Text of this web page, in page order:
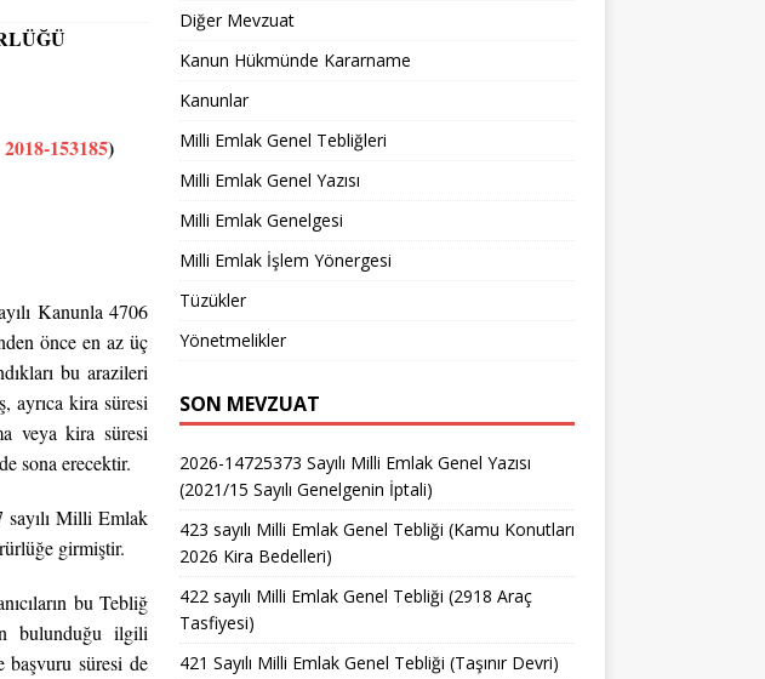
2018-153185)
Kanunla 4706
önce en az üç
bu arazileri
ayrıca kira süresi
veya kira süresi
sona erecektir.
sayılı Milli Emlak
girmiştir.
bu Tebliğ
bulunduğu ilgili
başvuru süresi de
Diğer Mevzuat
Kanun Hükmünde Kararname
Kanunlar
Milli Emlak Genel Tebliğleri
Milli Emlak Genel Yazısı
Milli Emlak Genelgesi
Milli Emlak İşlem Yönergesi
Tüzükler
Yönetmelikler
SON MEVZUAT
2026-14725373 Sayılı Milli Emlak Genel Yazısı
(2021/15 Sayılı Genelgenin İptali)
423 sayılı Milli Emlak Genel Tebliği (Kamu Konutları
2026 Kira Bedelleri)
422 sayılı Milli Emlak Genel Tebliği (2918 Araç
Tasfiyesi)
421 Sayılı Milli Emlak Genel Tebliği (Taşınır Devri)